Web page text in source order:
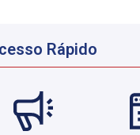
Rápido